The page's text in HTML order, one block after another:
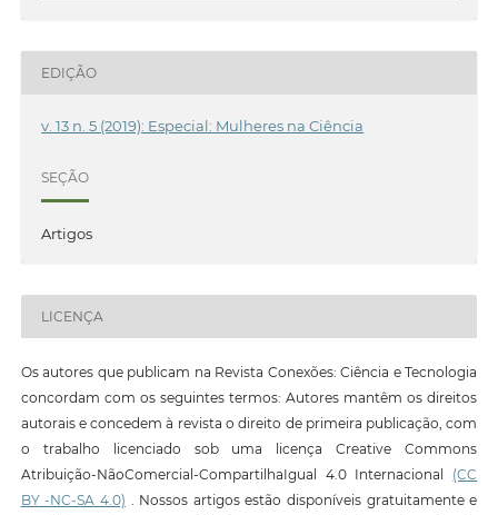
EDIÇÃO
v. 13 n. 5 (2019): Especial: Mulheres na Ciência
SEÇÃO
Artigos
LICENÇA
Os autores que publicam na Revista Conexões: Ciência e Tecnologia
concordam com os seguintes termos: Autores mantêm os direitos
autorais e concedem à revista o direito de primeira publicação, com
o trabalho licenciado sob uma licença Creative Commons
Atribuição-NãoComercial-CompartilhaIgual 4.0 Internacional (CC
BY -NC-SA 4.0) . Nossos artigos estão disponíveis gratuitamente e